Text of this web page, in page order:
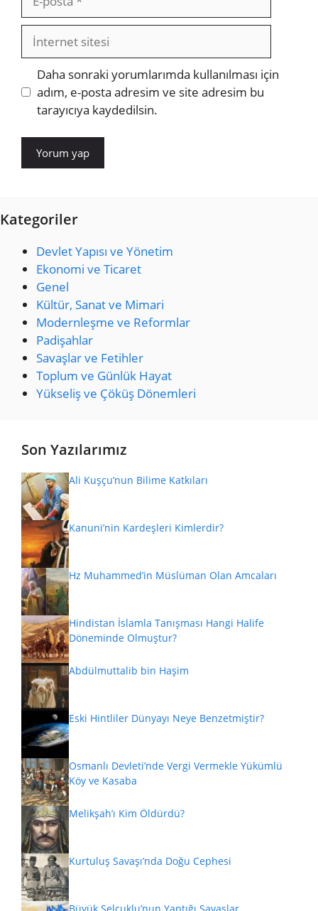
posta
İnternet
sitesi
Daha sonraki yorumlarımda kullanılması için
adım, e-posta adresim ve site adresim bu
tarayıcıya kaydedilsin.
Kategoriler
Devlet Yapısı ve Yönetim
Ekonomi ve Ticaret
Genel
Kültür, Sanat ve Mimari
Modernleşme ve Reformlar
Padişahlar
Savaşlar ve Fetihler
Toplum ve Günlük Hayat
Yükseliş ve Çöküş Dönemleri
Son Yazılarımız
Ali Kuşçu’nun Bilime Katkıları
Kanuni’nin Kardeşleri Kimlerdir?
Hz Muhammed’in Müslüman Olan Amcaları
Hindistan İslamla Tanışması Hangi Halife
Döneminde Olmuştur?
Abdülmuttalib bin Haşim
Eski Hintliler Dünyayı Neye Benzetmiştir?
Osmanlı Devleti’nde Vergi Vermekle Yükümlü
Köy ve Kasaba
Melikşah’ı Kim Öldürdü?
Kurtuluş Savaşı’nda Doğu Cephesi